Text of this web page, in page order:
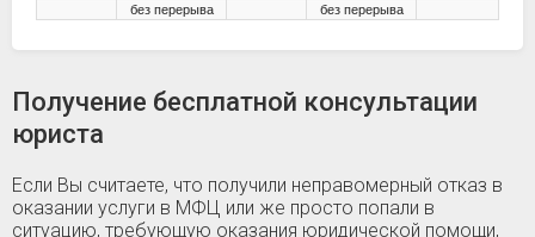
без перерыва
без перерыва
Получение бесплатной консультации
юриста
Если Вы считаете, что получили неправомерный отказ в
оказании услуги в МФЦ или же просто попали в
ситуацию, требующую оказания юридической помощи,